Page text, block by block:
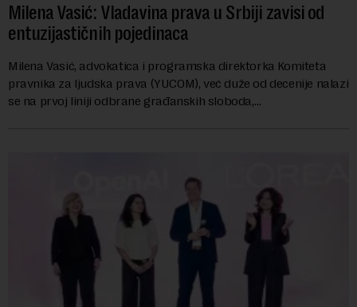
Milena Vasić: Vladavina prava u Srbiji zavisi od
entuzijastičnih pojedinaca
Milena Vasić, advokatica i programska direktorka Komiteta
pravnika za ljudska prava (YUCOM), već duže od decenije nalazi
se na prvoj liniji odbrane građanskih sloboda,